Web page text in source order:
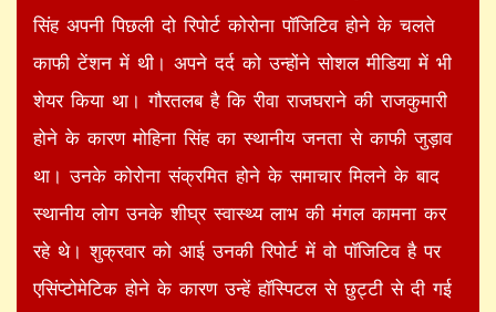
सिंह अपनी पिछली दो रिपोर्ट कोरोना पॉजिटिव होने के चलते
काफी टेंशन में थी। अपने दर्द को उन्होंने सोशल मीडिया में भी
शेयर किया था। गौरतलब है कि रीवा राजघराने की राजकुमारी
होने के कारण मोहिना सिंह का स्थानीय जनता से काफी जुड़ाव
था। उनके कोरोना संक्रमित होने के समाचार मिलने के बाद
स्थानीय लोग उनके शीघ्र स्वास्थ्य लाभ की मंगल कामना कर
रहे थे। शुक्रवार को आई उनकी रिपोर्ट में वो पॉजिटिव है पर
एसिंप्टोमेटिक होने के कारण उन्हें हॉस्पिटल से छुट्टी से दी गई